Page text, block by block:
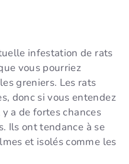
infestation de rats
vous pourriez
greniers. Les rats
donc si vous entendez
a de fortes chances
Ils ont tendance à se
et isolés comme les